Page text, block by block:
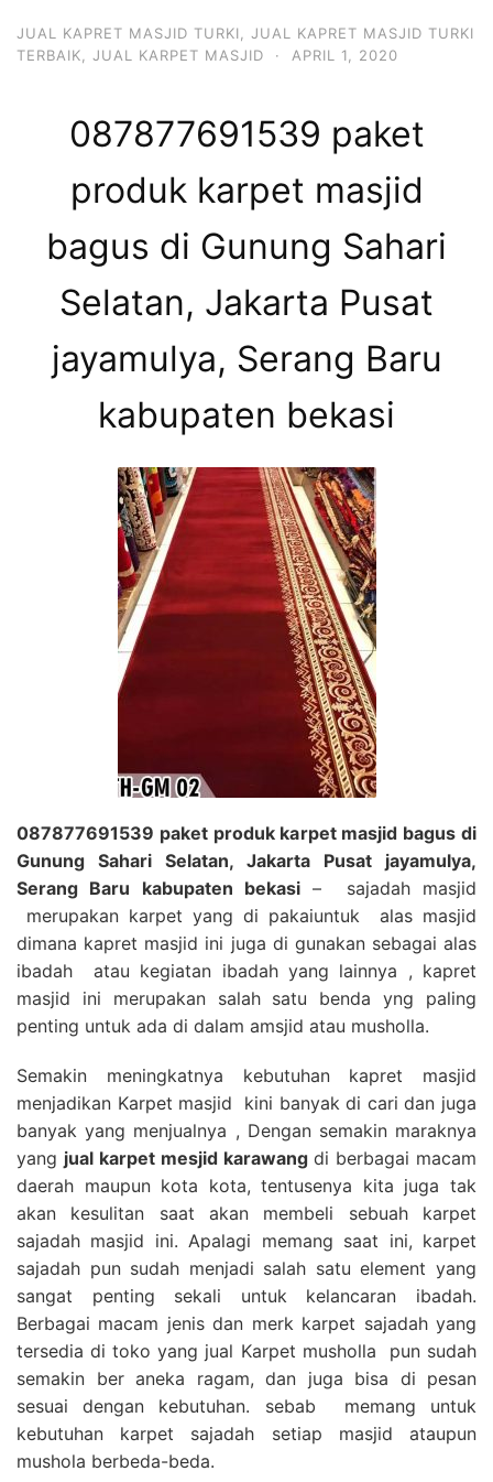
JUAL KAPRET MASJID TURKI
JUAL KAPRET MASJID TURKI
TERBAIK
JUAL KARPET MASJID · APRIL 1, 2020
087877691539 paket
produk karpet masjid
bagus di Gunung Sahari
Selatan, Jakarta Pusat
jayamulya, Serang Baru
kabupaten bekasi
087877691539 paket produk karpet masjid bagus di
Gunung Sahari Selatan, Jakarta Pusat jayamulya,
Serang Baru kabupaten bekasi– sajadah masjid
merupakan karpet yang di pakaiuntuk alas masjid
dimana kapret masjid ini juga di gunakan sebagai alas
ibadah atau kegiatan ibadah yang lainnya , kapret
masjid ini merupakan salah satu benda yng paling
penting untuk ada di dalam amsjid atau musholla.
Semakin meningkatnya kebutuhan kapret masjid
menjadikan Karpet masjid kini banyak di cari dan juga
banyak yang menjualnya , Dengan semakin maraknya
yang jual karpet mesjid karawang di berbagai macam
daerah maupun kota kota, tentusenya kita juga tak
akan kesulitan saat akan membeli sebuah karpet
sajadah masjid ini. Apalagi memang saat ini, karpet
sajadah pun sudah menjadi salah satu element yang
sangat penting sekali untuk kelancaran ibadah.
Berbagai macam jenis dan merk karpet sajadah yang
tersedia di toko yang jual Karpet musholla pun sudah
semakin ber aneka ragam, dan juga bisa di pesan
sesuai dengan kebutuhan. sebab memang untuk
kebutuhan karpet sajadah setiap masjid ataupun
mushola berbeda-beda.